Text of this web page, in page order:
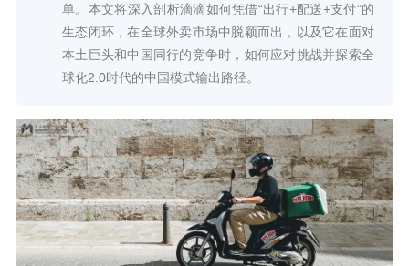
单。本文将深入剖析滴滴如何凭借“出行+配送+支付”的
生态闭环，在全球外卖市场中脱颖而出，以及它在面对
本土巨头和中国同行的竞争时，如何应对挑战并探索全
球化2.0时代的中国模式输出路径。